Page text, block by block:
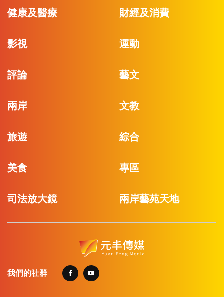
健康及醫療 財經及消費
影視 運動
評論 藝文
兩岸 文教
旅遊 綜合
美食 專區
司法放大鏡 兩岸藝苑天地
我們的社群